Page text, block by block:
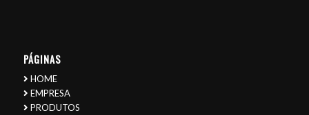
PÁGINAS
HOME
EMPRESA
PRODUTOS